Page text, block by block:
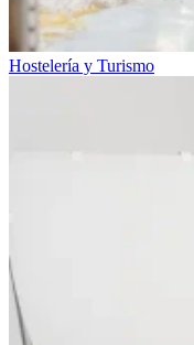
Hostelería y Turismo